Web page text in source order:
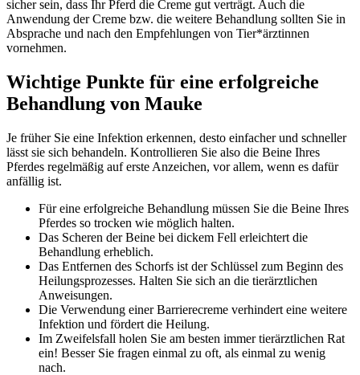
sicher sein, dass Ihr Pferd die Creme gut verträgt. Auch die
Anwendung der Creme bzw. die weitere Behandlung sollten Sie in
Absprache und nach den Empfehlungen von Tier*ärztinnen
vornehmen.
Wichtige Punkte für eine erfolgreiche
Behandlung von Mauke
Je früher Sie eine Infektion erkennen, desto einfacher und schneller
lässt sie sich behandeln. Kontrollieren Sie also die Beine Ihres
Pferdes regelmäßig auf erste Anzeichen, vor allem, wenn es dafür
anfällig ist.
Für eine erfolgreiche Behandlung müssen Sie die Beine Ihres
Pferdes so trocken wie möglich halten.
Das Scheren der Beine bei dickem Fell erleichtert die
Behandlung erheblich.
Das Entfernen des Schorfs ist der Schlüssel zum Beginn des
Heilungsprozesses. Halten Sie sich an die tierärztlichen
Anweisungen.
Die Verwendung einer Barrierecreme verhindert eine weitere
Infektion und fördert die Heilung.
Im Zweifelsfall holen Sie am besten immer tierärztlichen Rat
ein! Besser Sie fragen einmal zu oft, als einmal zu wenig
nach.